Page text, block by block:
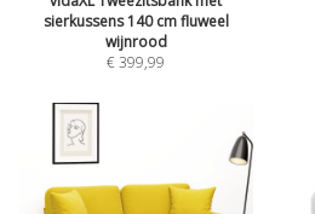
sierkussens 140 cm fluweel
wijnrood
€ 399,99